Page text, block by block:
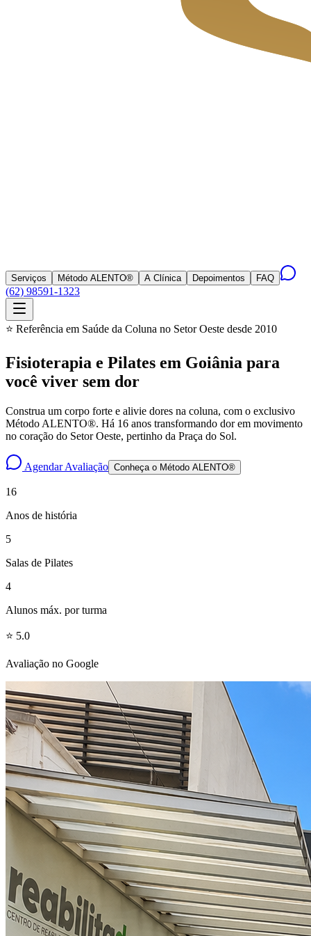
Serviços Método ALENTO® A Clínica Depoimentos FAQ
(62) 98591-1323
⭐ Referência em Saúde da Coluna no Setor Oeste desde 2010
Fisioterapia e Pilates em Goiânia para
você viver sem dor
Construa um corpo forte e alivie dores na coluna, com o exclusivo
Método ALENTO®. Há 16 anos transformando dor em movimento
no coração do Setor Oeste, pertinho da Praça do Sol.
Agendar Avaliação Conheça o Método ALENTO®
16
Anos de história
5
Salas de Pilates
4
Alunos máx. por turma
⭐ 5.0
Avaliação no Google